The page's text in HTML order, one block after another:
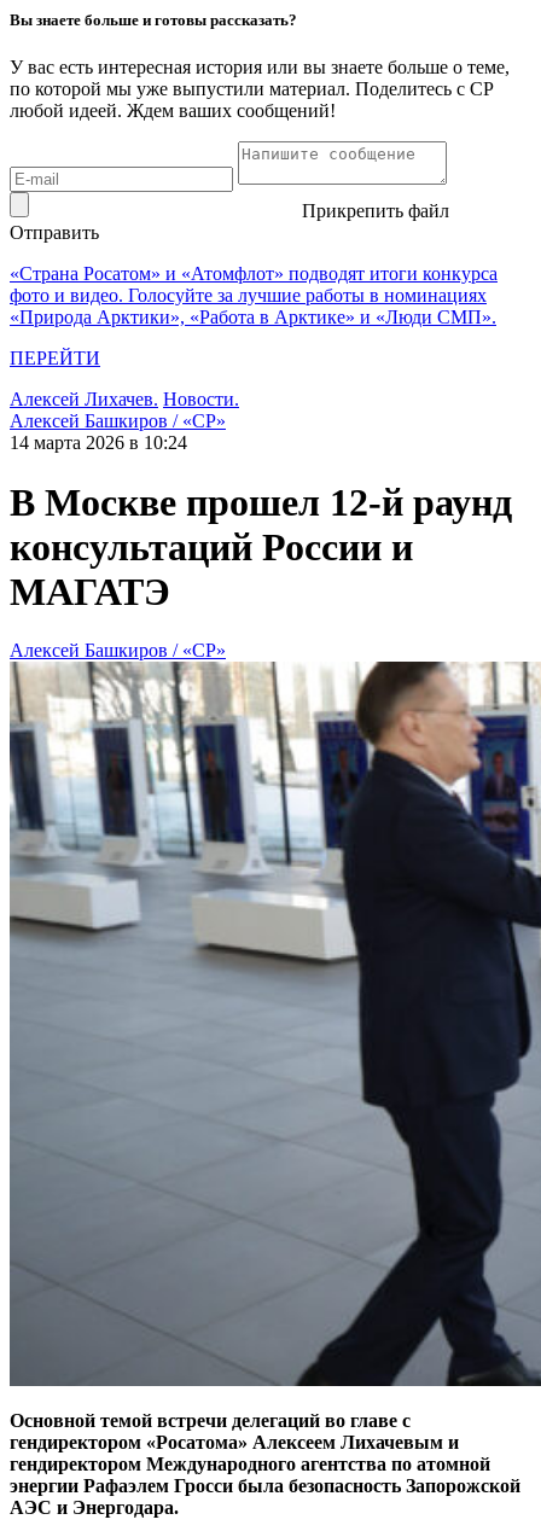
Вы знаете больше и готовы рассказать?
У вас есть интересная история или вы знаете больше о теме,
по которой мы уже выпустили материал. Поделитесь с СР
любой идеей. Ждем ваших сообщений!
Прикрепить файл
Отправить
«Страна Росатом» и «Атомфлот» подводят итоги конкурса
фото и видео. Голосуйте за лучшие работы в номинациях
«Природа Арктики», «Работа в Арктике» и «Люди СМП».
ПЕРЕЙТИ
Алексей Лихачев. Новости.
Алексей Башкиров / «СР»
14 марта 2026 в 10:24
В Москве прошел 12‑й раунд
консультаций России и
МАГАТЭ
Алексей Башкиров / «СР»
Основной темой встречи делегаций во главе с
гендиректором «Росатома» Алексеем Лихачевым и
гендиректором Международного агентства по атомной
энергии Рафаэлем Гросси была безопасность Запорожской
АЭС и Энергодара.